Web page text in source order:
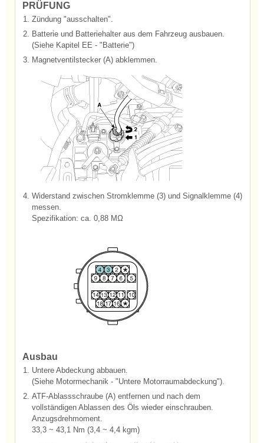
PRÜFUNG
1. Zündung "ausschalten".
2. Batterie und Batteriehalter aus dem Fahrzeug ausbauen.
(Siehe Kapitel EE - "Batterie")
3. Magnetventilstecker (A) abklemmen.
4. Widerstand zwischen Stromklemme (3) und Signalklemme (4)
messen.
Spezifikation: ca. 0,88 MΩ
Ausbau
1. Untere Abdeckung abbauen.
(Siehe Motormechanik - "Untere Motorraumabdeckung").
2. ATF-Ablassschraube (A) entfernen und nach dem
vollständigen Ablassen des Öls wieder einschrauben.
Anzugsdrehmoment.
33,3 ~ 43,1 Nm (3,4 ~ 4,4 kgm)